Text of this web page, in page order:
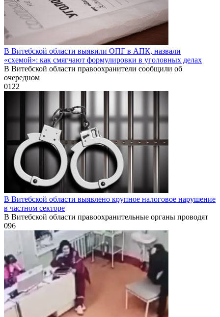
В Витебской области выявили ОПГ в АПК, назвали
«схемой»: как смягчают формулировки в уголовных делах
В Витебской области правоохранители сообщили об
очередном
0122
В Витебской области выявлено крупное налоговое нарушение
в частном секторе
В Витебской области правоохранительные органы проводят
096